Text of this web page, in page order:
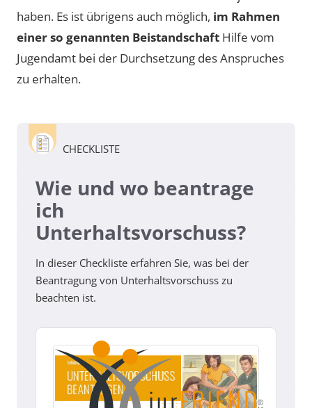
haben. Es ist übrigens auch möglich, im Rahmen
einer so genannten Beistandschaft Hilfe vom
Jugendamt bei der Durchsetzung des Anspruches
zu erhalten.
CHECKLISTE
Wie und wo beantrage
ich
Unterhaltsvorschuss?
In dieser Checkliste erfahren Sie, was bei der
Beantragung von Unterhaltsvorschuss zu
beachten ist.